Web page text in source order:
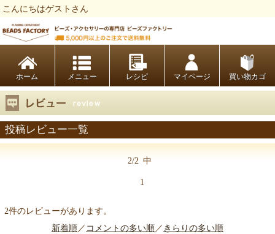
こんにちはゲストさん
ホーム レシピ マイページ 買い物カゴ
投稿レビュー一覧
2/2 中
1
2件のレビューがあります。
新着順／ コメントの多い順／ きらりの多い順